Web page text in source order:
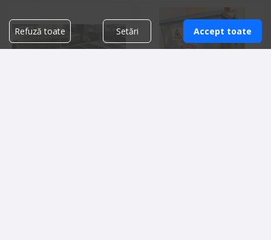
Refuză toate Setări Accept toate